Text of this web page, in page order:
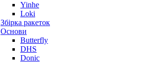
Yinhe
Loki
Збірка ракеток
Основи
Butterfly
DHS
Donic